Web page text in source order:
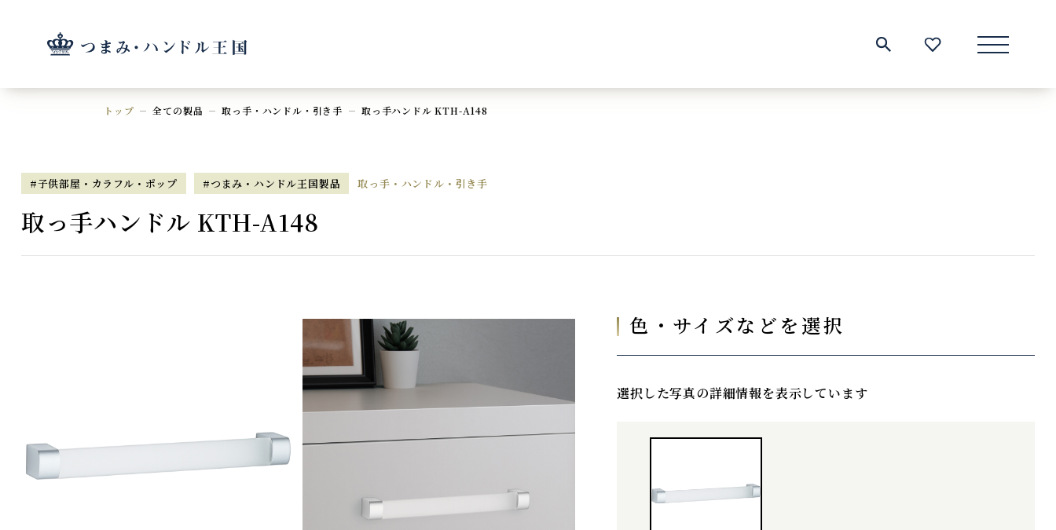
サイト内検索お気に入り一覧
トップ 全ての製品 取っ手・ハンドル・引き手 取っ手ハンドル KTH-A148
#子供部屋・カラフル・ポップ #つまみ・ハンドル王国製品 取っ手・ハンドル・引き手
取っ手ハンドル KTH-A148
色・サイズなどを選択
選択した写真の詳細情報を表示しています